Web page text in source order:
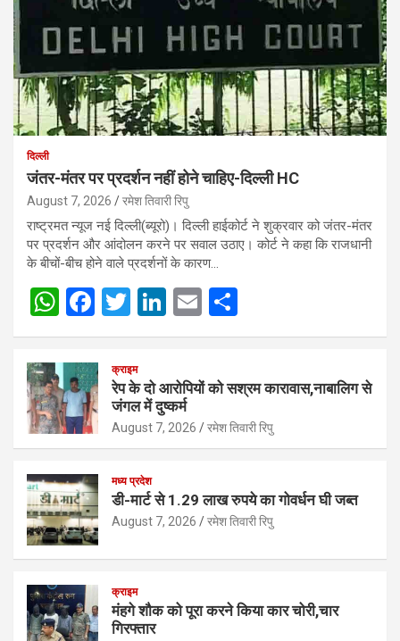
दिल्ली
जंतर-मंतर पर प्रदर्शन नहीं होने चाहिए-दिल्ली HC
August 7, 2026 रमेश तिवारी रिपु
राष्ट्रमत न्यूज नई दिल्ली(ब्यूरो)। दिल्ली हाईकोर्ट ने शुक्रवार को जंतर-मंतर
पर प्रदर्शन और आंदोलन करने पर सवाल उठाए। कोर्ट ने कहा कि राजधानी
के बीचों-बीच होने वाले प्रदर्शनों के कारण…
W
h
at
s
A
p
p
F
a
ce
b
o
o
k
T
wi
tt
er
Li
n
dI
n
E
m h
e
क्राइम
रेप के दो आरोपियों को सश्रम कारावास,नाबालिग से
जंगल में दुष्कर्म
August 7, 2026 रमेश तिवारी रिपु
मध्य प्रदेश
डी-मार्ट से 1.29 लाख रुपये का गोवर्धन घी जब्त
August 7, 2026 रमेश तिवारी रिपु
क्राइम
मंहगे शौक को पूरा करने किया कार चोरी,चार
गिरफ्तार